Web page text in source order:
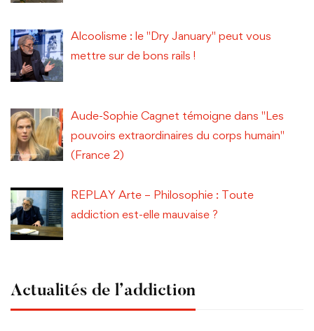
Alcoolisme : le "Dry January" peut vous
mettre sur de bons rails !
Aude-Sophie Cagnet témoigne dans "Les
pouvoirs extraordinaires du corps humain"
(France 2)
REPLAY Arte – Philosophie : Toute
addiction est-elle mauvaise ?
Actualités de l’addiction